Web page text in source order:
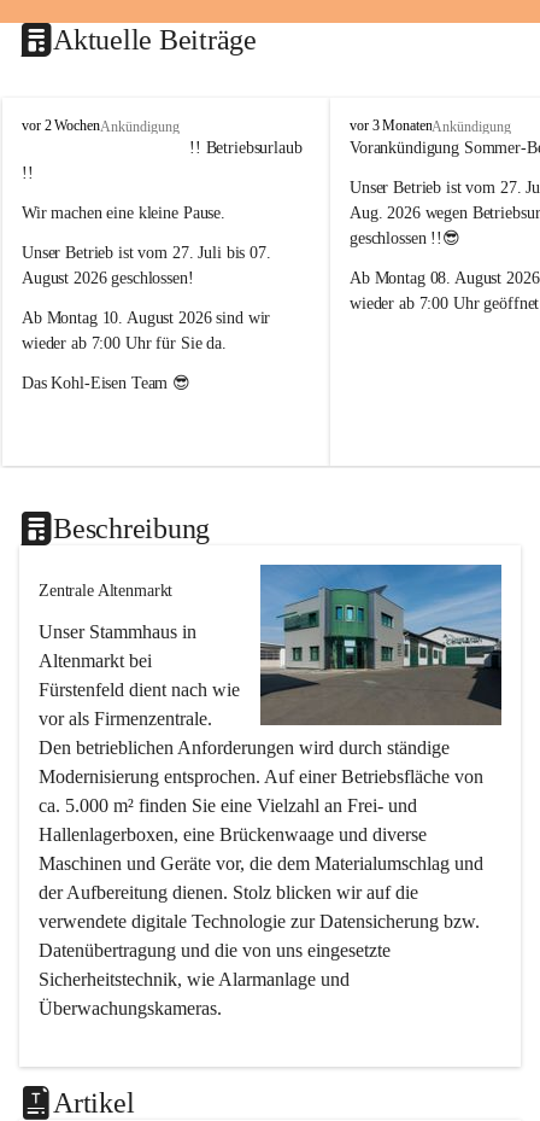
Aktuelle Beiträge
K
h
G
b
H
C
o
G
vor 2 WochenAnkündigung
         !! Betriebsurlaub
!!
Wir machen eine kleine Pause.
Unser Betrieb ist vom 27. Juli bis 07.
August 2026 geschlossen!
Ab Montag 10. August 2026 sind wir
wieder ab 7:00 Uhr für Sie da.
Das Kohl-Eisen Team 😎
K
o
l
G
m
H
&
vor 3 MonatenAnkündigung
Vorankündigung Sommer-
Unser Betrieb ist vom 27.
Aug. 2026 wegen
geschlossen !!😎
Ab Montag 08. August
wieder ab 7:00 Uhr
Beschreibung
Zentrale Altenmarkt
Unser Stammhaus in
Altenmarkt bei
Fürstenfeld dient nach wie
vor als Firmenzentrale.
Den betrieblichen Anforderungen wird durch ständige
Modernisierung entsprochen. Auf einer Betriebsfläche von
ca. 5.000 m² finden Sie eine Vielzahl an Frei- und
Hallenlagerboxen, eine Brückenwaage und diverse
Maschinen und Geräte vor, die dem Materialumschlag und
der Aufbereitung dienen. Stolz blicken wir auf die
verwendete digitale Technologie zur Datensicherung bzw.
Datenübertragung und die von uns eingesetzte
Sicherheitstechnik, wie Alarmanlage und
Überwachungskameras.
Artikel